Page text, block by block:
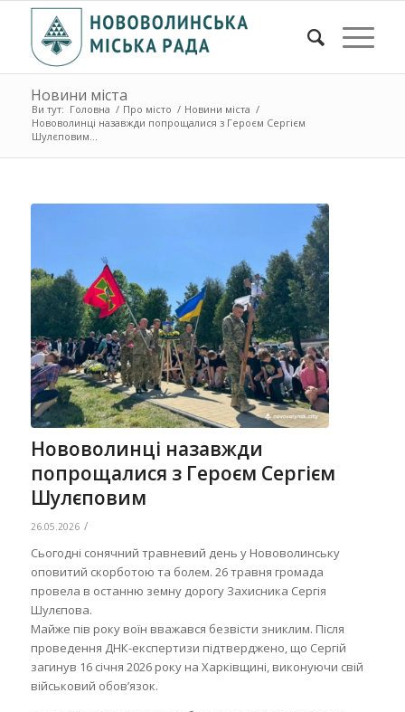
Новини міста
Ви тут: Головна / Про місто / Новини міста /
Нововолинці назавжди попрощалися з Героєм Сергієм
Шулєповим...
Нововолинці назавжди
попрощалися з Героєм Сергієм
Шулєповим
26.05.2026 /
Сьогодні сонячний травневий день у Нововолинську
оповитий скорботою та болем. 26 травня громада
провела в останню земну дорогу Захисника Сергія
Шулєпова.
Майже пів року воїн вважався безвісти зниклим. Після
проведення ДНК-експертизи підтверджено, що Сергій
загинув 16 січня 2026 року на Харківщині, виконуючи свій
військовий обов’язок.